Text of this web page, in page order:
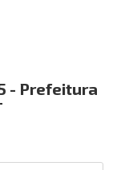
- Prefeitura